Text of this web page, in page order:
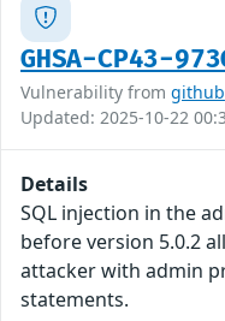
GHSA-CP43-
Vulnerability from github
Updated: 2025-10-22
Details
SQL injection in the
before version 5.0.2
attacker with admin
statements.